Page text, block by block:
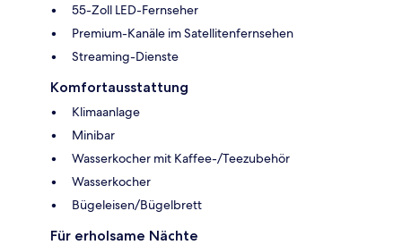
55-Zoll LED-Fernseher
Premium-Kanäle im Satellitenfernsehen
Streaming-Dienste
Komfortausstattung
Klimaanlage
Minibar
Wasserkocher mit Kaffee-/Teezubehör
Wasserkocher
Bügeleisen/Bügelbrett
Für erholsame Nächte